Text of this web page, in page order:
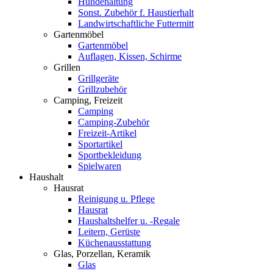
Sonst. Zubehör f. Haustierhalt
Landwirtschaftliche Futtermitt
Gartenmöbel
Gartenmöbel
Auflagen, Kissen, Schirme
Grillen
Grillgeräte
Grillzubehör
Camping, Freizeit
Camping
Camping-Zubehör
Freizeit-Artikel
Sportartikel
Sportbekleidung
Spielwaren
Haushalt
Hausrat
Reinigung u. Pflege
Hausrat
Haushaltshelfer u. -Regale
Leitern, Gerüste
Küchenausstattung
Glas, Porzellan, Keramik
Glas